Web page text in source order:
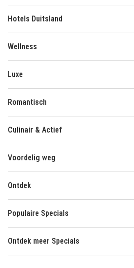
Hotels Duitsland
Wellness
Luxe
Romantisch
Culinair & Actief
Voordelig weg
Ontdek
Populaire Specials
Ontdek meer Specials